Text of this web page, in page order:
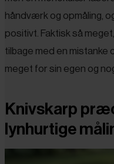
håndværk og opmåling,
positivt. Faktisk så
tilbage med en mistanke
meget for sin egen og
Knivskarp
lynhurtige